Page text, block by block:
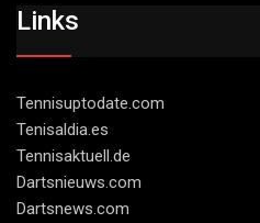
Links
Tennisuptodate.com
Tenisaldia.es
Tennisaktuell.de
Dartsnieuws.com
Dartsnews.com